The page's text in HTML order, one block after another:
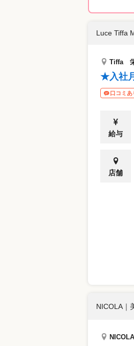
ゃれで働
Luce Tiffa
Tiffa
★入社
口コミあ
給与
店舗
NICOLA ｜
NICOLA